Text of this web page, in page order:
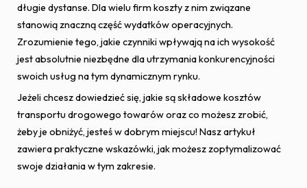
długie dystanse. Dla wielu firm koszty z nim związane
stanowią znaczną część wydatków operacyjnych.
Zrozumienie tego, jakie czynniki wpływają na ich wysokość
jest absolutnie niezbędne dla utrzymania konkurencyjności
swoich usług na tym dynamicznym rynku.
Jeżeli chcesz dowiedzieć się, jakie są składowe kosztów
transportu drogowego towarów oraz co możesz zrobić,
żeby je obniżyć, jesteś w dobrym miejscu! Nasz artykuł
zawiera praktyczne wskazówki, jak możesz zoptymalizować
swoje działania w tym zakresie.